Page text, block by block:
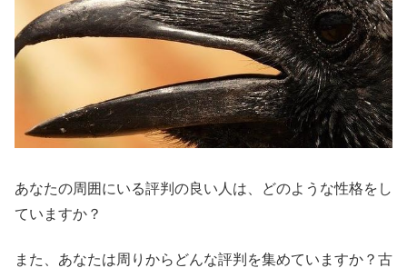
あなたの周囲にいる評判の良い人は、どのような性格をし
ていますか？
また、あなたは周りからどんな評判を集めていますか？古